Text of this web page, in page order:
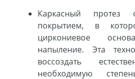
Каркасный протез
покрытием, в
циркониевое
напыление. Эта
воссоздать
необходимую